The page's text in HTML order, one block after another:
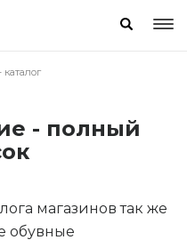
- полный
магазинов так же
обувные